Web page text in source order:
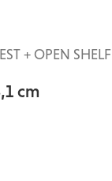
+ OPEN SHELF
cm